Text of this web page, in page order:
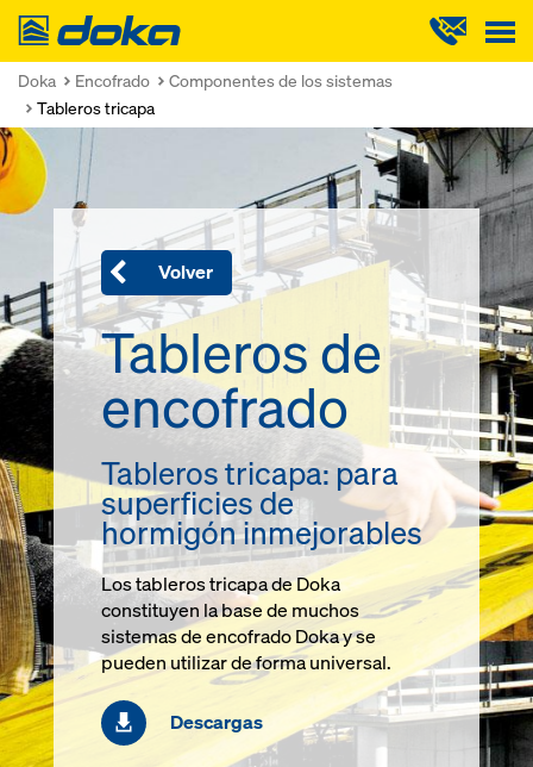
Doka
Doka Encofrado
Componentes de los sistemas
Tableros tricapa
Volver
Tableros de
encofrado
Tableros tricapa: para
superficies de
hormigón inmejorables
Los tableros tricapa de Doka
constituyen la base de muchos
sistemas de encofrado Doka y se
pueden utilizar de forma universal.
Descargas